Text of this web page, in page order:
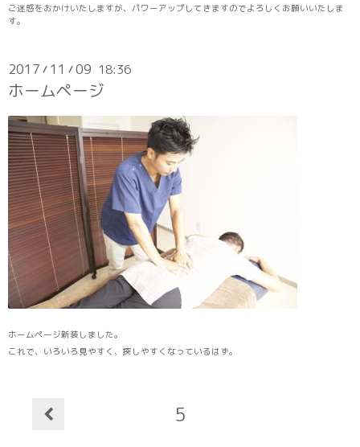
ご迷惑をおかけいたしますが、パワーアップしてきますのでよろしくお願いいたしま
す。
2017 / 11 /09 18:36
ホームページ
ホームページ新装しました。
これで、いろいろ見やすく、探しやすくなっているはず。
5